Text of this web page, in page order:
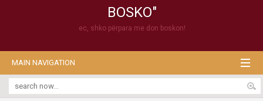
BOSKO"
ec, shko përpara me don boskon!
MAIN NAVIGATION